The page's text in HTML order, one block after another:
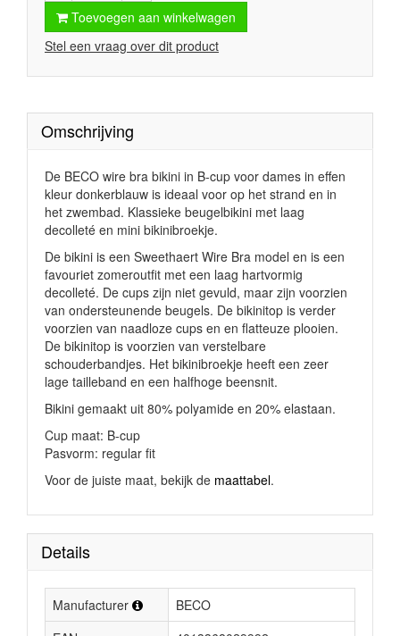
Toevoegen aan winkelwagen
Stel een vraag over dit product
Omschrijving
De BECO wire bra bikini in B-cup voor dames in effen
kleur donkerblauw is ideaal voor op het strand en in
het zwembad. Klassieke beugelbikini met laag
decolleté en mini bikinibroekje.
De bikini is een Sweethaert Wire Bra model en is een
favouriet zomeroutfit met een laag hartvormig
decolleté. De cups zijn niet gevuld, maar zijn voorzien
van ondersteunende beugels. De bikinitop is verder
voorzien van naadloze cups en en flatteuze plooien.
De bikinitop is voorzien van verstelbare
schouderbandjes. Het bikinibroekje heeft een zeer
lage tailleband en een halfhoge beensnit.
Bikini gemaakt uit 80% polyamide en 20% elastaan.
Cup maat: B-cup
Pasvorm: regular fit
Voor de juiste maat, bekijk de maattabel.
Details
Manufacturer
BECO